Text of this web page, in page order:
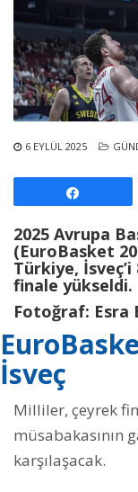
6 EYLÜL 2025
2025 Avrupa
(EuroBasket
Türkiye,
finale yükseldi.
Fotoğraf: Esra
İsveç
Milliler, çeyrek
müsabakasının
karşılaşacak.